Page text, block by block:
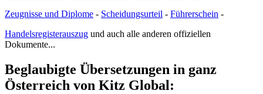
Zeugnisse und Diplome - Scheidungsurteil - Führerschein -
Handelsregisterauszug und auch alle anderen offiziellen
Dokumente...
Beglaubigte Übersetzungen in ganz
Österreich von Kitz Global: